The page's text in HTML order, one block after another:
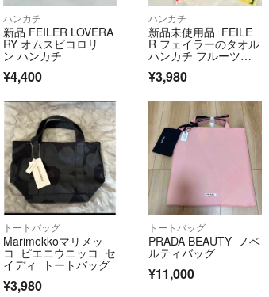
ハンカチ
新品 FEILER LOVERA
RY オムスビコロリ
ン ハンカチ
¥4,400
ハンカチ
新品未使用品 FEILE
R フェイラーのタオル
ハンカチ フルーツポ
プリとレモンと葉柄で
す♪
¥3,980
トートバッグ
Marimekkoマリメッ
コ ピエニウニッコ セ
イディ トートバッグ
¥3,980
トートバッグ
PRADA BEAUTY ノベ
ルティバッグ
¥11,000